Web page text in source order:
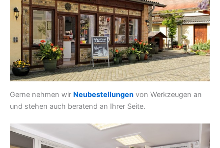
Gerne nehmen wir Neubestellungen von Werkzeugen an
und stehen auch beratend an Ihrer Seite.